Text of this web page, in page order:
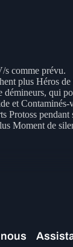
s comme prévu.
plus Héros
qui
et Contaminés-
Protoss pendant
Moment de